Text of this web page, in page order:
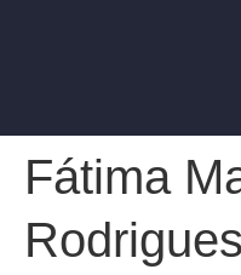
Fátima